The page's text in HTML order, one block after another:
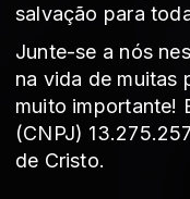
salvação para
Junte-se a nós
na vida de muitas
muito importante!
(CNPJ)
de Cristo.